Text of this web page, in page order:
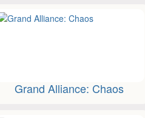
Grand Alliance: Chaos